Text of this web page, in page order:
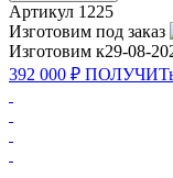
Артикул 1225
Изготовим под заказ
Изготовим к29-08-
392 000 ₽